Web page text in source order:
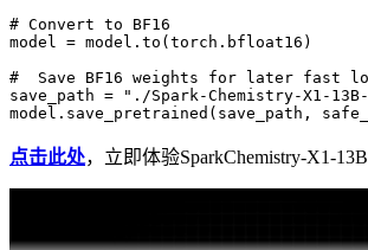
# Convert to BF16
model = model.to(torch.bfloat16)
#  Save BF16 weights for later fast
save_path =
"./Spark-Chemistry-X1-
model.save_pretrained(save_path,
点击此处，立即体验SparkChemistry-X1-13B